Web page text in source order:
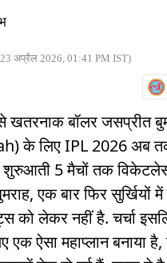
23 अप्रैल 2026, 01:41 PM IST)
खतरनाक बॉलर जसप्रीत
के लिए IPL 2026 अब
शुरुआती 5 मैचों तक
एक बार‍ फिर सुर्खि‍यों
को लेकर नहीं है. चर्चा
ऐसा महाप्लान बनाया